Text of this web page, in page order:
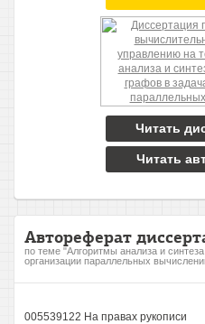
Читать
Читать
Автореферат
по теме "Алгоритмы анализа и
организации параллельных
005539122 На правах рукописи